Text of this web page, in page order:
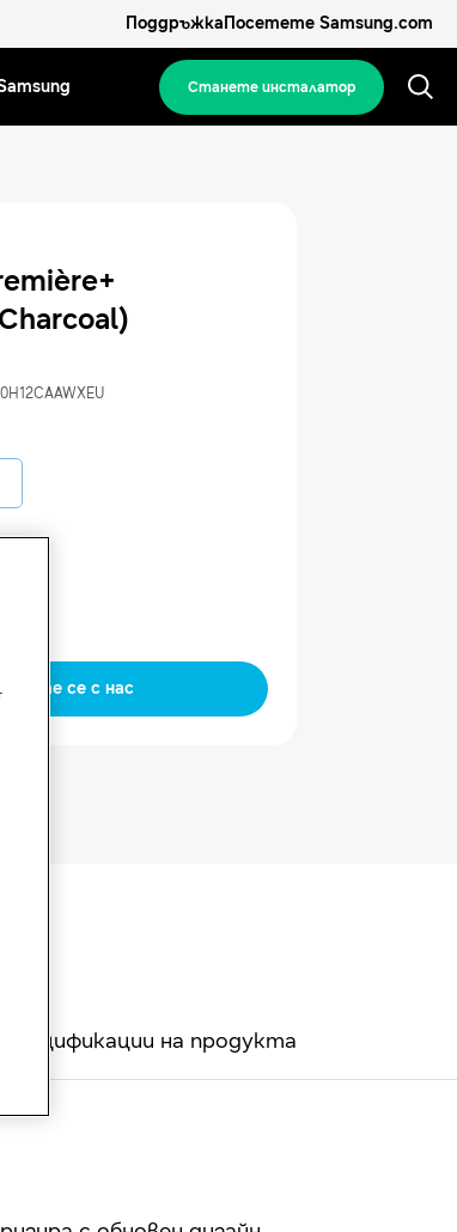
ПоддръжкаПосетете Samsung.com
Станете инсталатор
се с нас
Спецификации на продукта